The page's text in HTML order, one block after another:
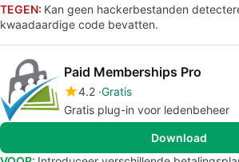
TEGEN: Kan geen hackerbestanden
kwaadaardige code bevatten.
Paid Memberships Pro
4.2 Gratis
Gratis plug-in voor ledenbeheer
Download